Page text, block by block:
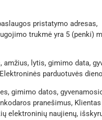
pristatymo adresas,
trukmė yra 5 (penki)
lytis, gimimo data,
parduotuvės
gimimo datos,
pranešimus,
elektroninių naujienų,